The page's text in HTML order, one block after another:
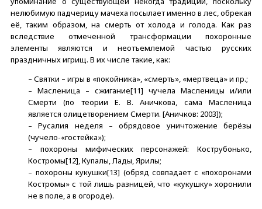
нелюбимую падчерицу мачеха посылает именно в лес, обрекая
её, таким образом, на смерть от холода и голода. Как раз
вследствие отмеченной трансформации похоронные
элементы являются и неотъемлемой частью русских
праздничных игрищ. В их числе такие, как:
– Святки – игры в «покойника», «смерть», «мертвеца» и пр.;
– Масленица – сжигание[11] чучела Масленицы и/или
Смерти (по теории Е. В. Аничкова, сама Масленица
является олицетворением Смерти. [Аничков: 2003]);
– Русалия неделя – обрядовое уничтожение берёзы
(чучело-«гостейка»);
– похороны мифических персонажей: Кострубонько,
Костромы[12], Купалы, Лады, Ярилы;
– похороны кукушки[13] (обряд совпадает с «похоронами
Костромы» с той лишь разницей, что «кукушку» хоронили
не в поле, а в огороде).